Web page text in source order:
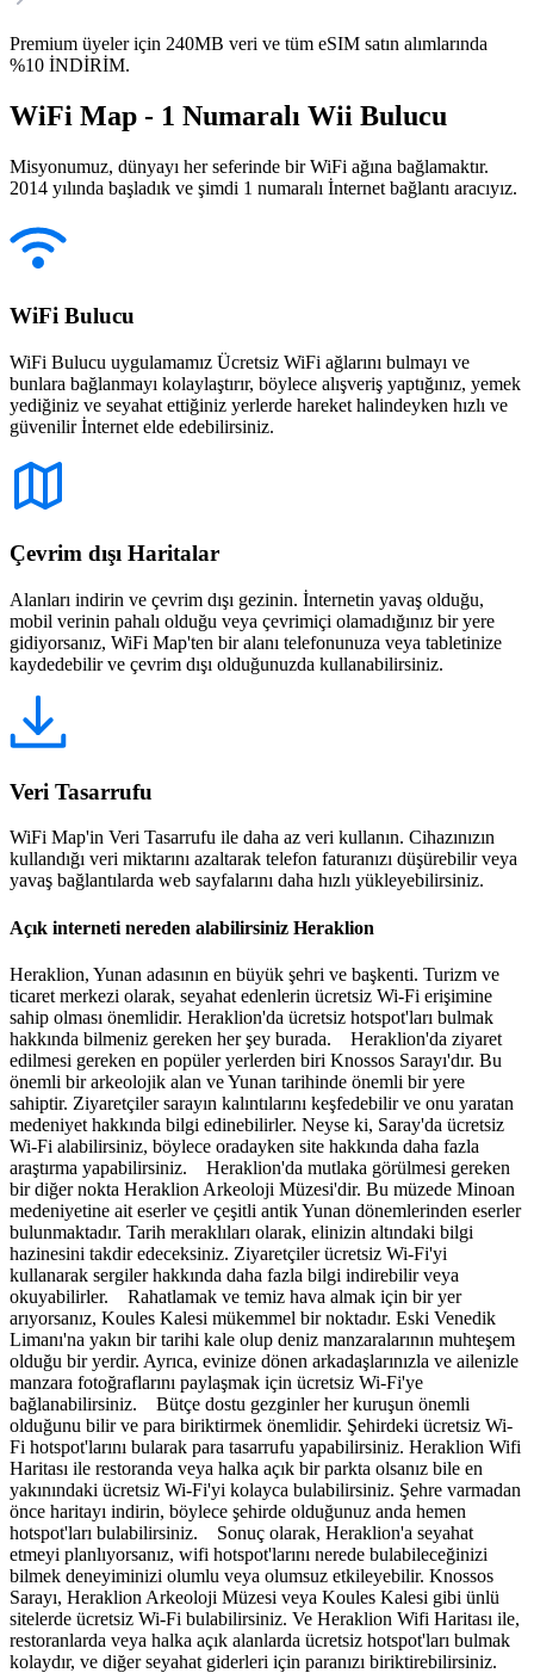
Premium üyeler için 240MB veri ve tüm eSIM satın alımlarında
%10 İNDİRİM.
WiFi Map - 1 Numaralı Wii Bulucu
Misyonumuz, dünyayı her seferinde bir WiFi ağına bağlamaktır.
2014 yılında başladık ve şimdi 1 numaralı İnternet bağlantı aracıyız.
WiFi Bulucu
WiFi Bulucu uygulamamız Ücretsiz WiFi ağlarını bulmayı ve
bunlara bağlanmayı kolaylaştırır, böylece alışveriş yaptığınız, yemek
yediğiniz ve seyahat ettiğiniz yerlerde hareket halindeyken hızlı ve
güvenilir İnternet elde edebilirsiniz.
Çevrim dışı Haritalar
Alanları indirin ve çevrim dışı gezinin. İnternetin yavaş olduğu,
mobil verinin pahalı olduğu veya çevrimiçi olamadığınız bir yere
gidiyorsanız, WiFi Map'ten bir alanı telefonunuza veya tabletinize
kaydedebilir ve çevrim dışı olduğunuzda kullanabilirsiniz.
Veri Tasarrufu
WiFi Map'in Veri Tasarrufu ile daha az veri kullanın. Cihazınızın
kullandığı veri miktarını azaltarak telefon faturanızı düşürebilir veya
yavaş bağlantılarda web sayfalarını daha hızlı yükleyebilirsiniz.
Açık interneti nereden alabilirsiniz Heraklion
Heraklion, Yunan adasının en büyük şehri ve başkenti. Turizm ve
ticaret merkezi olarak, seyahat edenlerin ücretsiz Wi-Fi erişimine
sahip olması önemlidir. Heraklion'da ücretsiz hotspot'ları bulmak
hakkında bilmeniz gereken her şey burada. Heraklion'da ziyaret
edilmesi gereken en popüler yerlerden biri Knossos Sarayı'dır. Bu
önemli bir arkeolojik alan ve Yunan tarihinde önemli bir yere
sahiptir. Ziyaretçiler sarayın kalıntılarını keşfedebilir ve onu yaratan
medeniyet hakkında bilgi edinebilirler. Neyse ki, Saray'da ücretsiz
Wi-Fi alabilirsiniz, böylece oradayken site hakkında daha fazla
araştırma yapabilirsiniz. Heraklion'da mutlaka görülmesi gereken
bir diğer nokta Heraklion Arkeoloji Müzesi'dir. Bu müzede Minoan
medeniyetine ait eserler ve çeşitli antik Yunan dönemlerinden eserler
bulunmaktadır. Tarih meraklıları olarak, elinizin altındaki bilgi
hazinesini takdir edeceksiniz. Ziyaretçiler ücretsiz Wi-Fi'yi
kullanarak sergiler hakkında daha fazla bilgi indirebilir veya
okuyabilirler. Rahatlamak ve temiz hava almak için bir yer
arıyorsanız, Koules Kalesi mükemmel bir noktadır. Eski Venedik
Limanı'na yakın bir tarihi kale olup deniz manzaralarının muhteşem
olduğu bir yerdir. Ayrıca, evinize dönen arkadaşlarınızla ve ailenizle
manzara fotoğraflarını paylaşmak için ücretsiz Wi-Fi'ye
bağlanabilirsiniz. Bütçe dostu gezginler her kuruşun önemli
olduğunu bilir ve para biriktirmek önemlidir. Şehirdeki ücretsiz Wi-
Fi hotspot'larını bularak para tasarrufu yapabilirsiniz. Heraklion Wifi
Haritası ile restoranda veya halka açık bir parkta olsanız bile en
yakınındaki ücretsiz Wi-Fi'yi kolayca bulabilirsiniz. Şehre varmadan
önce haritayı indirin, böylece şehirde olduğunuz anda hemen
hotspot'ları bulabilirsiniz. Sonuç olarak, Heraklion'a seyahat
etmeyi planlıyorsanız, wifi hotspot'larını nerede bulabileceğinizi
bilmek deneyiminizi olumlu veya olumsuz etkileyebilir. Knossos
Sarayı, Heraklion Arkeoloji Müzesi veya Koules Kalesi gibi ünlü
sitelerde ücretsiz Wi-Fi bulabilirsiniz. Ve Heraklion Wifi Haritası ile,
restoranlarda veya halka açık alanlarda ücretsiz hotspot'ları bulmak
kolaydır, ve diğer seyahat giderleri için paranızı biriktirebilirsiniz.